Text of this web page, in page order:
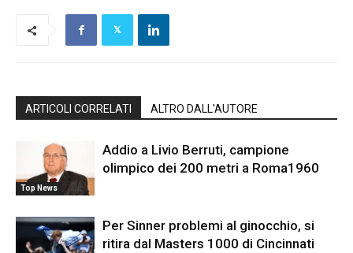
ARTICOLI CORRELATI ALTRO DALL'AUTORE
Top News
Addio a Livio Berruti, campione
olimpico dei 200 metri a Roma1960
Per Sinner problemi al ginocchio, si
ritira dal Masters 1000 di Cincinnati